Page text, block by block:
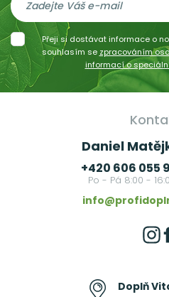
Přeji si dostávat informace o
souhlasím se zpracováním
informací o
Daniel
+420 606 055
Po - Pá 8:00 -
Doplň